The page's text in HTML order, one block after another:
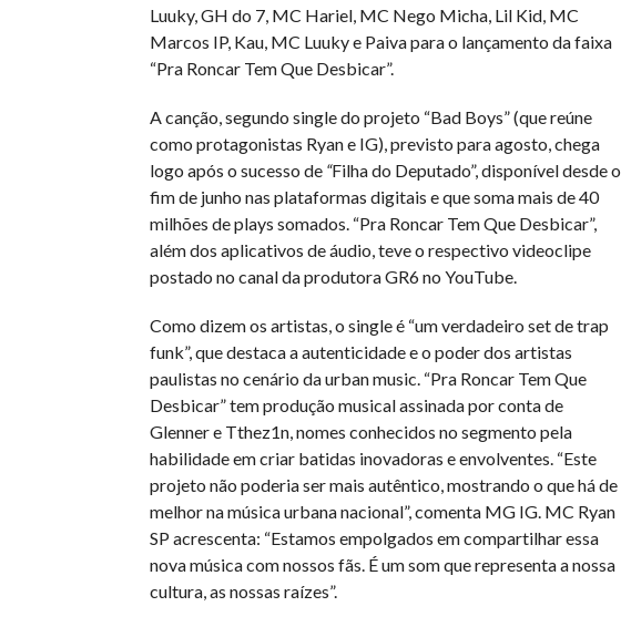
Luuky, GH do 7, MC Hariel, MC Nego Micha, Lil Kid, MC
Marcos IP, Kau, MC Luuky e Paiva para o lançamento da faixa
“Pra Roncar Tem Que Desbicar”.
A canção, segundo single do projeto “Bad Boys” (que reúne
como protagonistas Ryan e IG), previsto para agosto, chega
logo após o sucesso de “Filha do Deputado”, disponível desde o
fim de junho nas plataformas digitais e que soma mais de 40
milhões de plays somados. “Pra Roncar Tem Que Desbicar”,
além dos aplicativos de áudio, teve o respectivo videoclipe
postado no canal da produtora GR6 no YouTube.
Como dizem os artistas, o single é “um verdadeiro set de trap
funk”, que destaca a autenticidade e o poder dos artistas
paulistas no cenário da urban music. “Pra Roncar Tem Que
Desbicar” tem produção musical assinada por conta de
Glenner e Tthez1n, nomes conhecidos no segmento pela
habilidade em criar batidas inovadoras e envolventes. “Este
projeto não poderia ser mais autêntico, mostrando o que há de
melhor na música urbana nacional”, comenta MG IG. MC Ryan
SP acrescenta: “Estamos empolgados em compartilhar essa
nova música com nossos fãs. É um som que representa a nossa
cultura, as nossas raízes”.